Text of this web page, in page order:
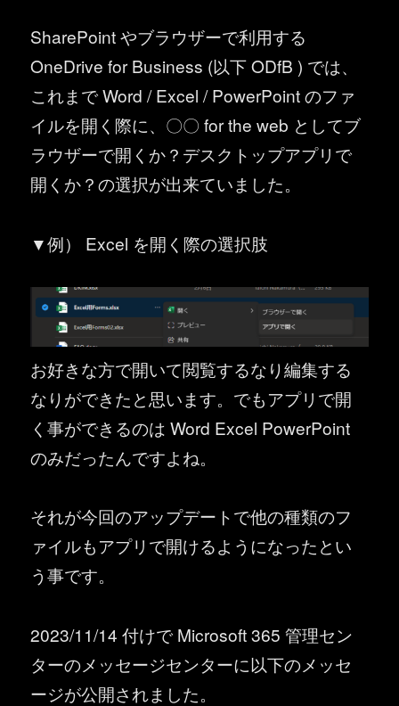
SharePoint やブラウザーで利用する
OneDrive for Business (以下 ODfB ) では、
これまで Word / Excel / PowerPoint のファ
イルを開く際に、〇〇 for the web としてブ
ラウザーで開くか？デスクトップアプリで
開くか？の選択が出来ていました。
▼例） Excel を開く際の選択肢
お好きな方で開いて閲覧するなり編集する
なりができたと思います。でもアプリで開
く事ができるのは Word Excel PowerPoint
のみだったんですよね。
それが今回のアップデートで他の種類のフ
ァイルもアプリで開けるようになったとい
う事です。
2023/11/14 付けで Microsoft 365 管理セン
ターのメッセージセンターに以下のメッセ
ージが公開されました。